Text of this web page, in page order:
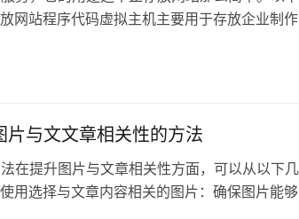
网站程序代码虚拟主机主要用于存放企业制作
片与文文章相关性的方法
在提升图片与文章相关性方面，可以从以下
用选择与文章内容相关的图片：确保图片能够